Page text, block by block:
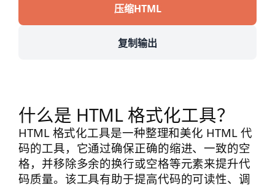
压缩HTML
复制输出
什么是 HTML 格式化工具？
HTML 格式化工具是一种整理和美化 HTML 代
码的工具，它通过确保正确的缩进、一致的空
格，并移除多余的换行或空格等元素来提升代
码质量。该工具有助于提高代码的可读性、调